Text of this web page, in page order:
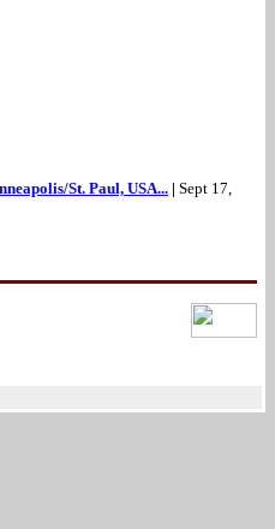
St. Paul, USA... | Sept 17,